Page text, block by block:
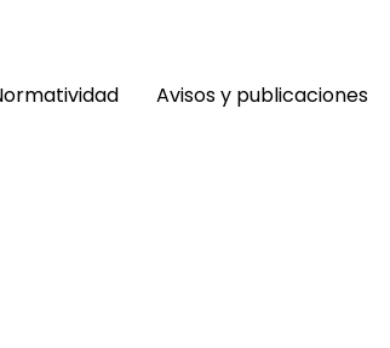
Avisos y publicaciones